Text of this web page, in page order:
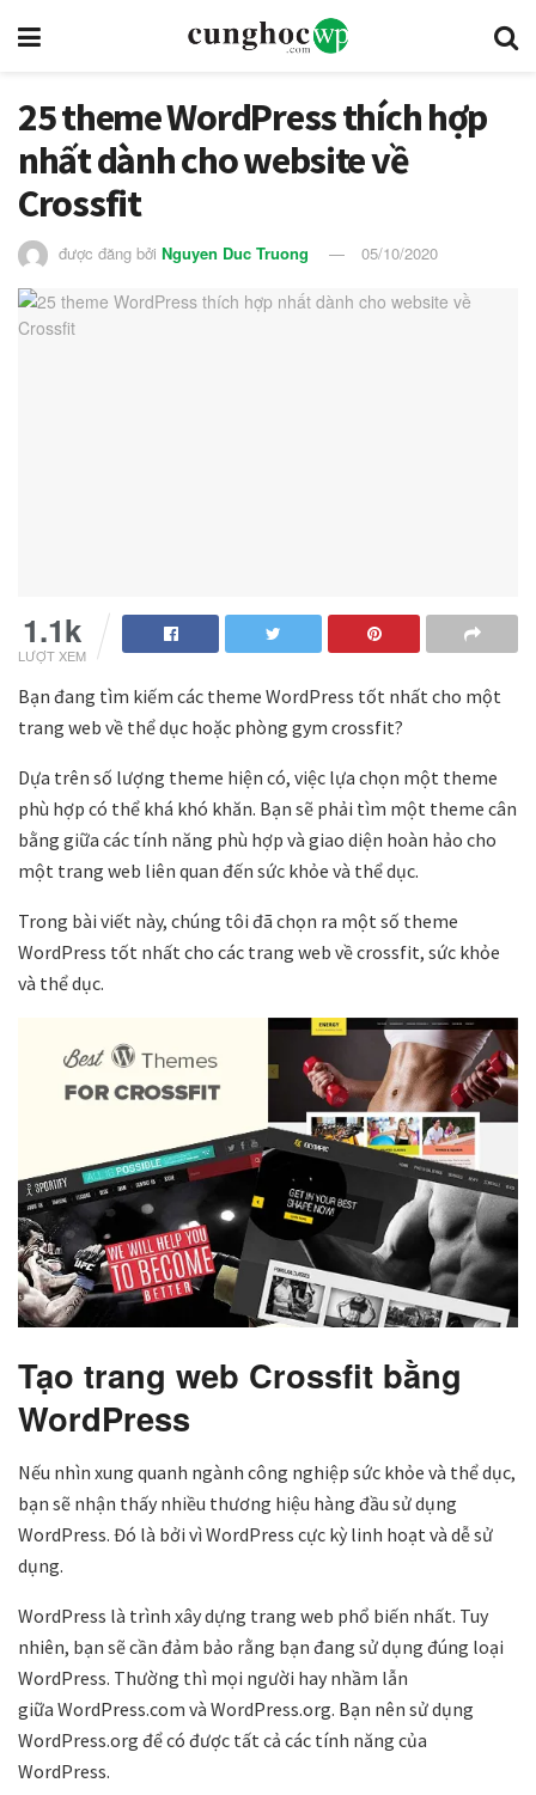
25 theme WordPress thích hợp
nhất dành cho website về
Crossfit
được đăng bởi Nguyen Duc Truong 05/10/2020
1.1k
LƯỢT XEM
Bạn đang tìm kiếm các theme WordPress tốt nhất cho một
trang web về thể dục hoặc phòng gym crossfit?
Dựa trên số lượng theme hiện có, việc lựa chọn một theme
phù hợp có thể khá khó khăn. Bạn sẽ phải tìm một theme cân
bằng giữa các tính năng phù hợp và giao diện hoàn hảo cho
một trang web liên quan đến sức khỏe và thể dục.
Trong bài viết này, chúng tôi đã chọn ra một số theme
WordPress tốt nhất cho các trang web về crossfit, sức khỏe
và thể dục.
Tạo trang web Crossfit bằng
WordPress
Nếu nhìn xung quanh ngành công nghiệp sức khỏe và thể dục,
bạn sẽ nhận thấy nhiều thương hiệu hàng đầu sử dụng
WordPress. Đó là bởi vì WordPress cực kỳ linh hoạt và dễ sử
dụng.
WordPress là trình xây dựng trang web phổ biến nhất. Tuy
nhiên, bạn sẽ cần đảm bảo rằng bạn đang sử dụng đúng loại
WordPress. Thường thì mọi người hay nhầm lẫn
giữa WordPress.com và WordPress.org. Bạn nên sử dụng
WordPress.org để có được tất cả các tính năng của
WordPress.